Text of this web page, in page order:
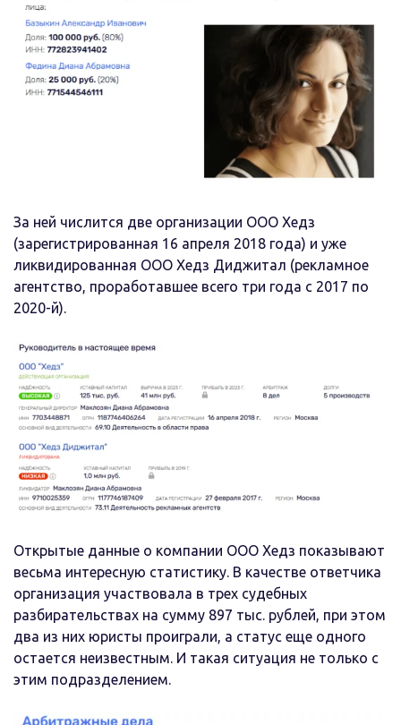
За ней числится две организации ООО Хедз
(зарегистрированная 16 апреля 2018 года) и уже
ликвидированная ООО Хедз Диджитал (рекламное
агентство, проработавшее всего три года с 2017 по
2020-й).
Открытые данные о компании ООО Хедз показывают
весьма интересную статистику. В качестве ответчика
организация участвовала в трех судебных
разбирательствах на сумму 897 тыс. рублей, при этом
два из них юристы проиграли, а статус еще одного
остается неизвестным. И такая ситуация не только с
этим подразделением.